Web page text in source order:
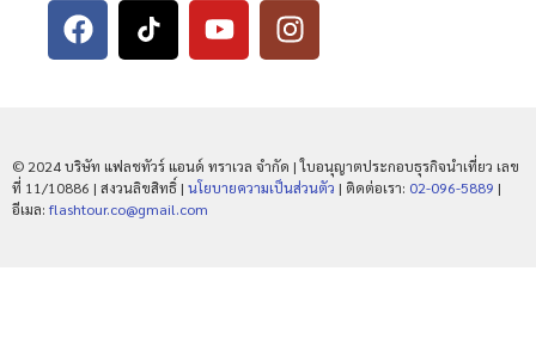
© 2024 บริษัท แฟลชทัวร์ แอนด์ ทราเวล จำกัด | ใบอนุญาตประกอบธุรกิจนำเที่ยว เลข
ที่ 11/10886 | สงวนลิขสิทธิ์ | นโยบายความเป็นส่วนตัว | ติดต่อเรา: 02-096-5889 |
อีเมล: flashtour.co@gmail.com